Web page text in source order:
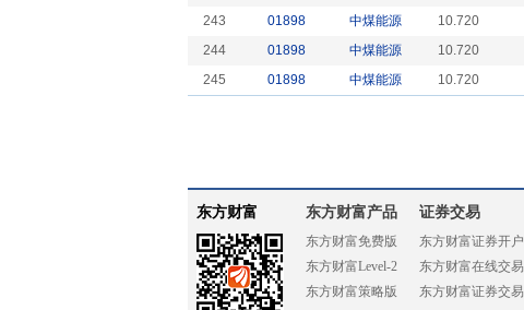
243
01898 中煤能源 10.720
244
01898 中煤能源 10.720
245
01898 中煤能源 10.720
东方财富 东方财富产品
东方财富免费版
东方财富Level-2
东方财富策略版
证券交易
东方财富证券开户
东方财富在线交易
东方财富证券交易